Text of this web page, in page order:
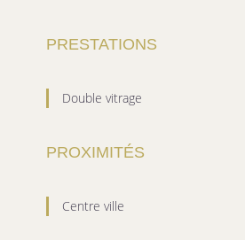
PRESTATIONS
Double vitrage
PROXIMITÉS
Centre ville